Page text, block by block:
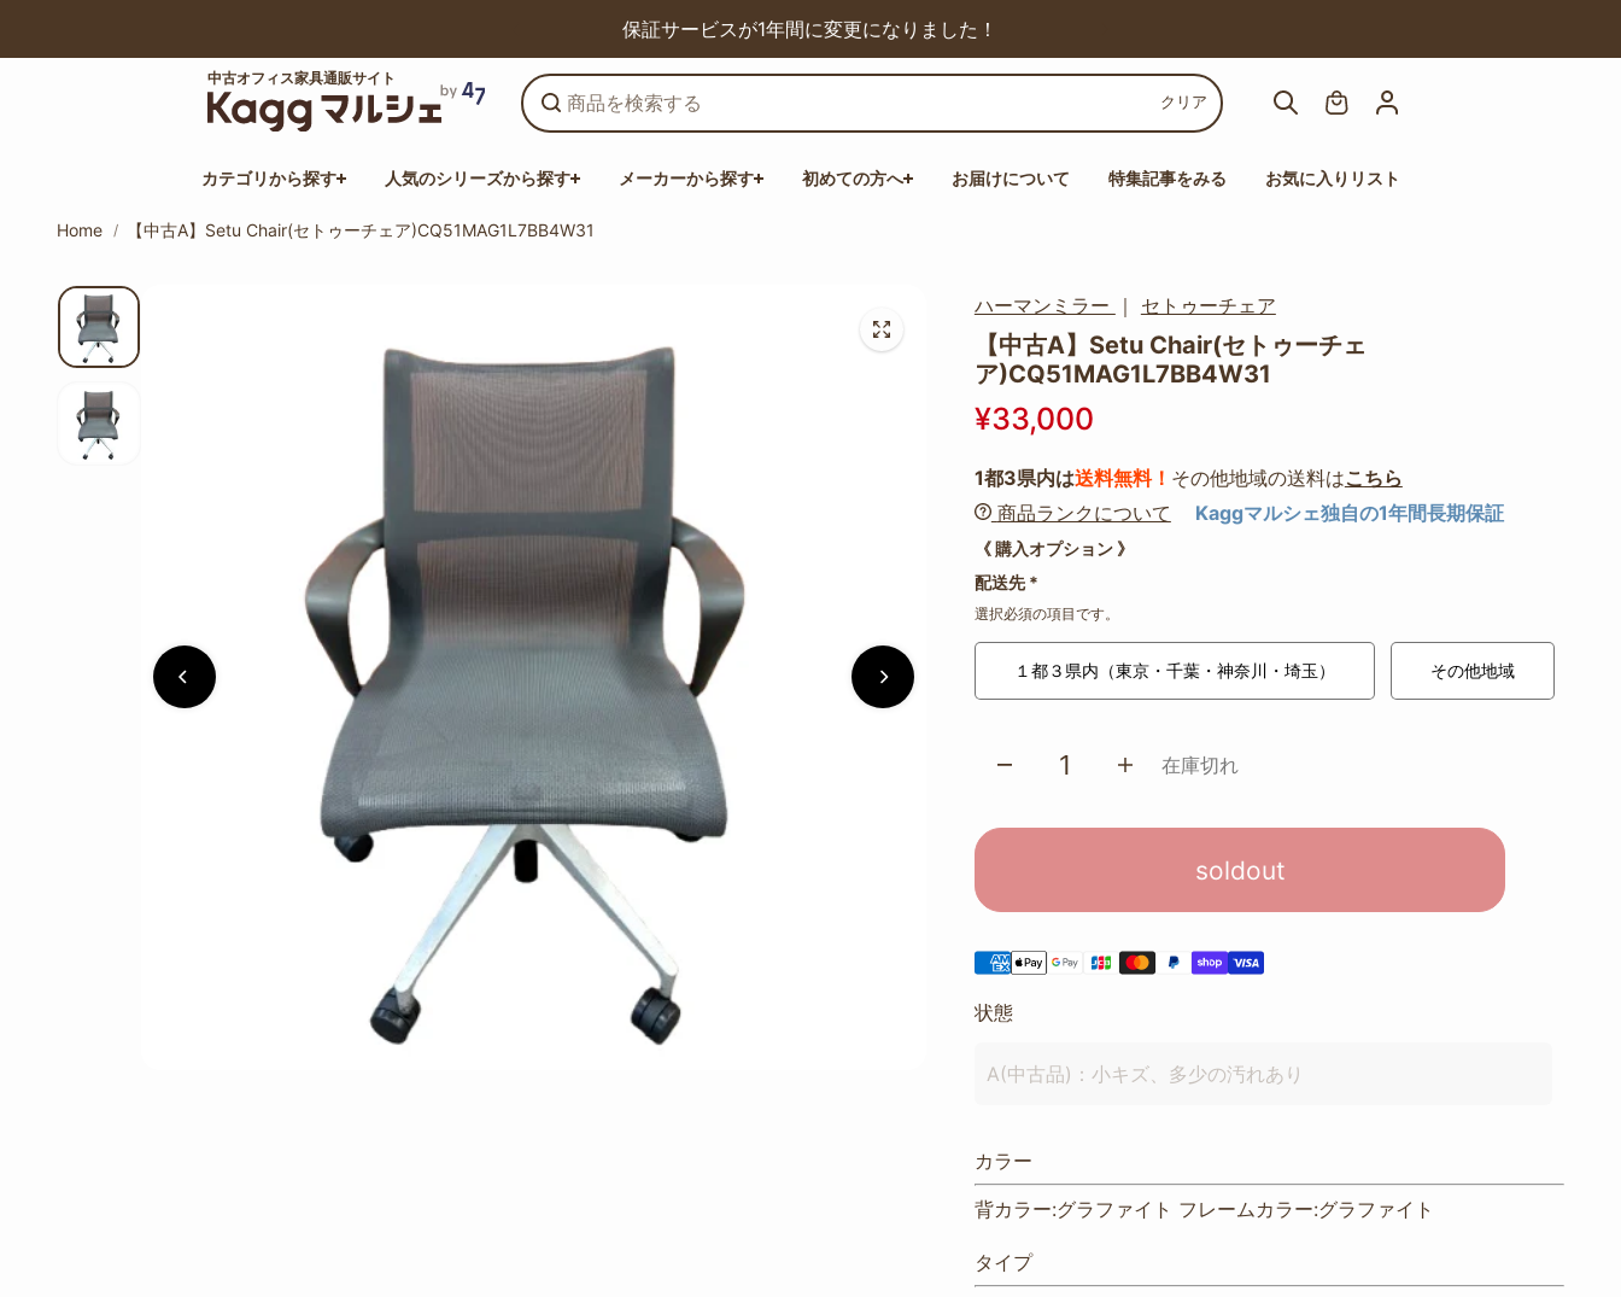
保証サービスが1年間に変更になりました！
中古オフィス家具通販サイト
クリア
カテゴリから探す 人気のシリーズから探す メーカーから探す 初めての方へ お届けについて 特集記事をみる お気に入りリスト
Home 【中古A】Setu Chair(セトゥーチェア)CQ51MAG1L7BB4W31
ハーマンミラー ｜ セトゥーチェア
【中古A】Setu Chair(セトゥーチェ
ア)CQ51MAG1L7BB4W31
¥33,000
1都3県内は送料無料！ その他地域の送料はこちら
商品ランクについて
Kaggマルシェ独自の1年間長期保証
《 購入オプション 》
配送先*
選択必須の項目です。
１都３県内（東京・千葉・神奈川・埼玉） その他地域
在庫切れ
soldout
状態
A(中古品)：小キズ、多少の汚れあり
カラー
背カラー:グラファイト フレームカラー:グラファイト
タイプ